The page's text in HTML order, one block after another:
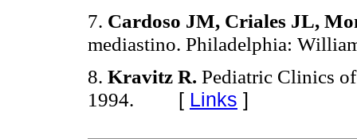
7. Cardoso JM, Criales JL,
mediastino. Philadelphia:
8. Kravitz R. Pediatric Clinics
1994. [ Links ]